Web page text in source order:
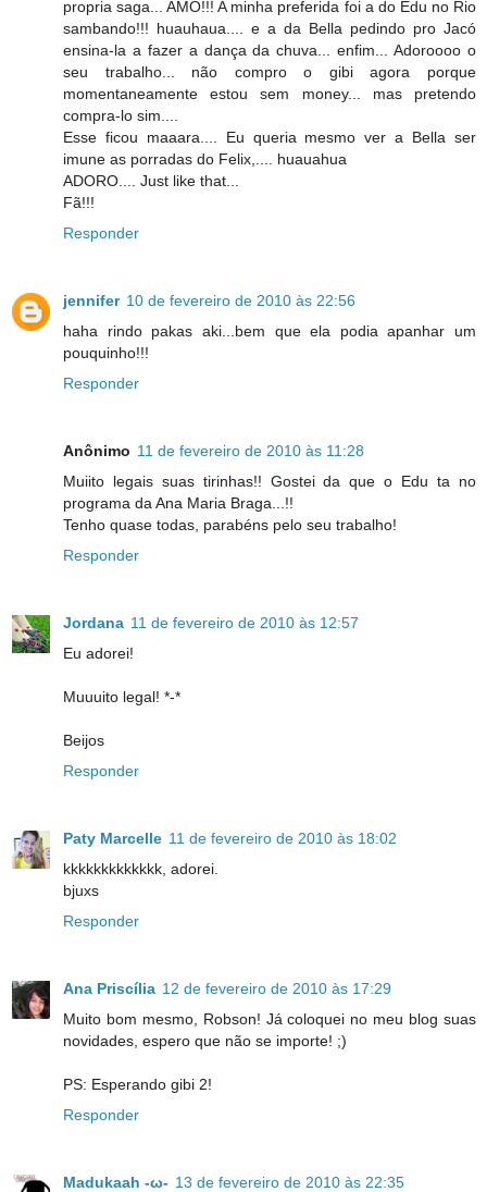
propria saga... AMO!!! A minha preferida foi a do Edu no Rio
sambando!!! huauhaua.... e a da Bella pedindo pro Jacó
ensina-la a fazer a dança da chuva... enfim... Adoroooo o
seu trabalho... não compro o gibi agora porque
momentaneamente estou sem money... mas pretendo
compra-lo sim....
Esse ficou maaara.... Eu queria mesmo ver a Bella ser
imune as porradas do Felix,.... huauahua
ADORO.... Just like that...
Fã!!!
Responder
jennifer 10 de fevereiro de 2010 às 22:56
haha rindo pakas aki...bem que ela podia apanhar um
pouquinho!!!
Responder
Anônimo 11 de fevereiro de 2010 às 11:28
Muiito legais suas tirinhas!! Gostei da que o Edu ta no
programa da Ana Maria Braga...!!
Tenho quase todas, parabéns pelo seu trabalho!
Responder
Jordana 11 de fevereiro de 2010 às 12:57
Eu adorei!
Muuuito legal! *-*
Beijos
Responder
Paty Marcelle 11 de fevereiro de 2010 às 18:02
kkkkkkkkkkkkk, adorei.
bjuxs
Responder
Ana Priscília 12 de fevereiro de 2010 às 17:29
Muito bom mesmo, Robson! Já coloquei no meu blog suas
novidades, espero que não se importe! ;)
PS: Esperando gibi 2!
Responder
Madukaah -ω- 13 de fevereiro de 2010 às 22:35